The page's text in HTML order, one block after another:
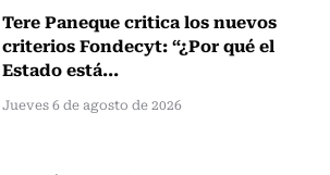
Tere Paneque critica los nuevos
criterios Fondecyt: “¿Por qué el
Estado está...
Jueves 6 de agosto de 2026